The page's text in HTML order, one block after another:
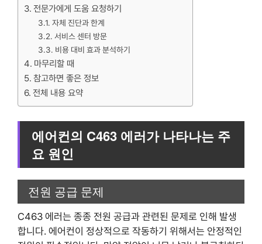
전문가에게 도움 요청하기
자체 진단과 한계
서비스 센터 방문
비용 대비 효과 분석하기
마무리할 때
참고하면 좋은 정보
전체 내용 요약
에어컨의 C463 에러가 나타나는 주
요 원인
전원 공급 문제
C463 에러는 종종 전원 공급과 관련된 문제로 인해 발생
합니다. 에어컨이 정상적으로 작동하기 위해서는 안정적인